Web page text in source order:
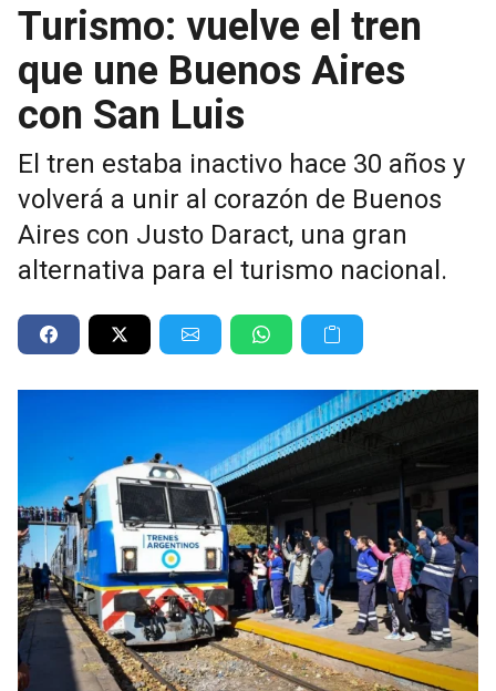
Turismo: vuelve el tren
que une Buenos Aires
con San Luis
El tren estaba inactivo hace 30 años y
volverá a unir al corazón de Buenos
Aires con Justo Daract, una gran
alternativa para el turismo nacional.